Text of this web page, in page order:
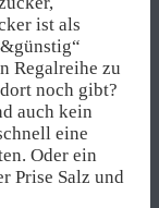
ist als
Regalreihe zu
noch gibt?
auch kein
eine
Oder ein
Prise Salz und